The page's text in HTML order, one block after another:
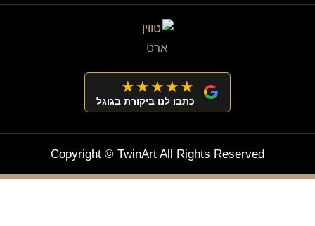
★★★★★
כתבו לנו ביקורת בגוגל
Copyright © TwinArt All Rights Reserved